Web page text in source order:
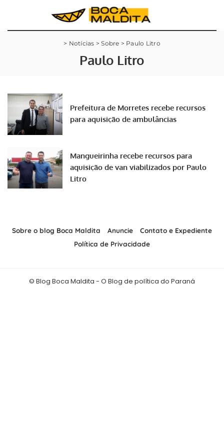
> Notícias >Sobre > Paulo Litro
Paulo Litro
Prefeitura de Morretes recebe recursos
para aquisição de ambulâncias
Mangueirinha recebe recursos para
aquisição de van viabilizados por Paulo
Litro
Sobre o blog Boca Maldita Anuncie
Contato e Expediente
Política de Privacidade
© Blog Boca Maldita - O Blog de política do Paraná